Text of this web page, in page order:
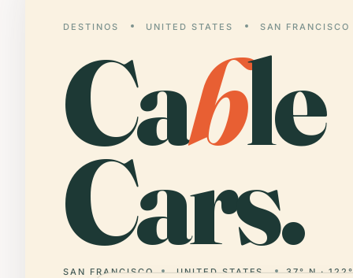
DESTINOS UNITED STATES SAN FRANCISCO
Cable
Cars.
SAN FRANCISCO UNITED STATES 37° N ·